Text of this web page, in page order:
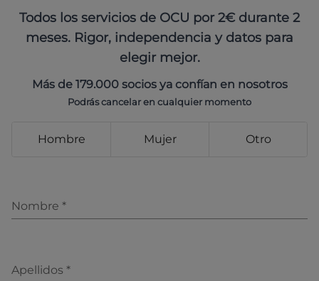
Todos los servicios de OCU por 2€ durante 2
meses. Rigor, independencia y datos para
elegir mejor.
Más de 179.000 socios ya confían en nosotros
Podrás cancelar en cualquier momento
Hombre Mujer Otro
Nombre *
Apellidos *